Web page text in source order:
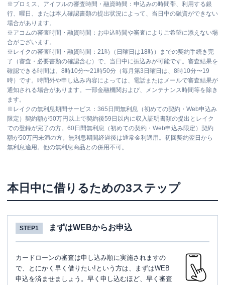
※プロミス、アイフルの審査時間・融資時間：申込みの時間帯、利用する銀
行、曜日、または本人確認書類の提出状況によって、当日中の融資ができない
場合があります。
※アコムの審査時間・融資時間：お申込時間や審査によりご希望に添えない場
合がございます。
※ レイクの審査時間・融資時間：21時（日曜日は18時）までの契約手続き完
了（審査・必要書類の確認含む）で、当日中に振込みが可能です。審査結果を
確認できる時間は、8時10分〜21時50分（毎月第3日曜日は、8時10分〜19
時）です。時間外や申し込み内容によっては、電話またはメールで審査結果が
通知される場合があります。一部金融機関および、メンテナンス時間等を除き
ます。
※ レイクの無利息期間サービス：365日間無利息（初めての契約・Web申込み
限定）契約額が50万円以上で契約後59日以内に収入証明書類の提出とレイク
での登録が完了の方。60日間無利息（初めての契約・Web申込み限定）契約
額が50万円未満の方。無利息期間経過後は通常金利適用。初回契約翌日から
無利息適用。他の無利息商品との併用不可。
本日中に借りるための3ステップ
STEP1 まずはWEBからお申込
カードローンの審査は申し込み順に実施されますの
で、とにかく早く借りたい!という方は、まずはWEB
申込を済ませましょう。早く申し込むほど、早く審査